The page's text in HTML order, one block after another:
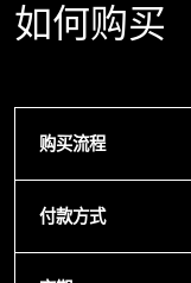
如何购买
购买流程
付款方式